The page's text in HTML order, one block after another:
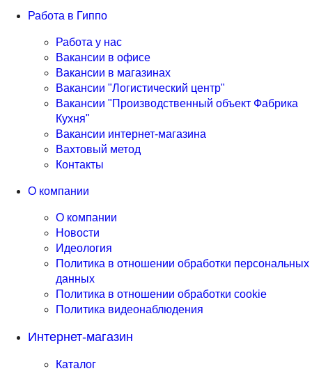
Работа в Гиппо
Работа у нас
Вакансии в офисе
Вакансии в магазинах
Вакансии "Логистический центр"
Вакансии "Производственный объект Фабрика
Кухня"
Вакансии интернет-магазина
Вахтовый метод
Контакты
О компании
О компании
Новости
Идеология
Политика в отношении обработки персональных
данных
Политика в отношении обработки cookie
Политика видеонаблюдения
Интернет-магазин
Каталог